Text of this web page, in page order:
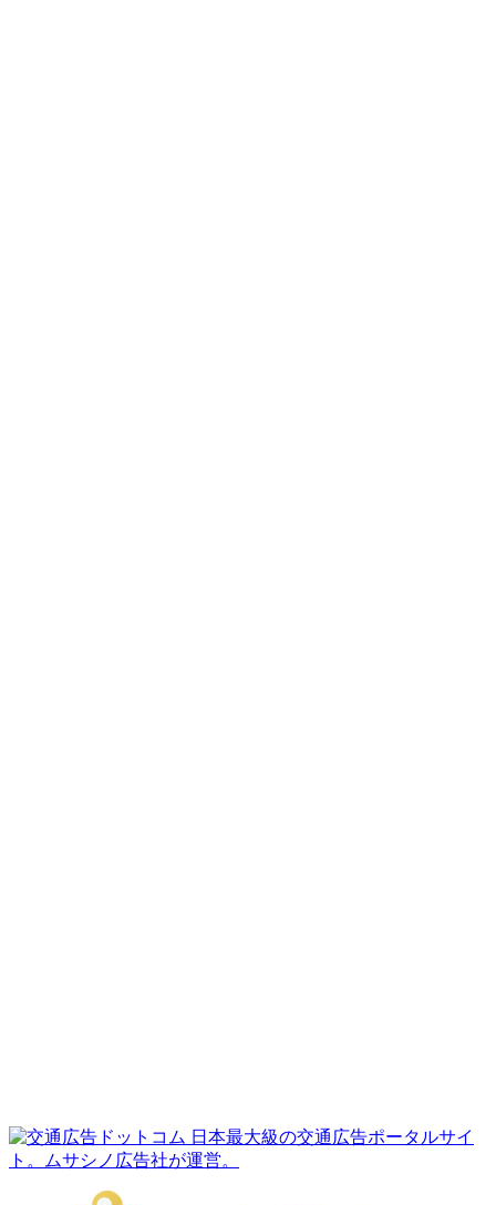
日本最大級の交通広告ポータルサイ
ト。ムサシノ広告社が運営。